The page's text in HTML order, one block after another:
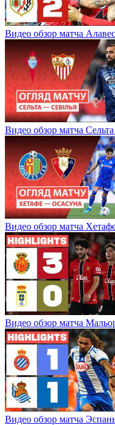
Видео обзор матча
Видео обзор матча
Видео обзор матча
Видео обзор матча
Видео обзор матча